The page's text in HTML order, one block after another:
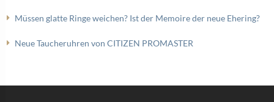
Müssen glatte Ringe weichen? Ist der Memoire der neue Ehering?
Neue Taucheruhren von CITIZEN PROMASTER